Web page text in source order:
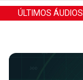
ÚLTIMOS ÁUDIOS